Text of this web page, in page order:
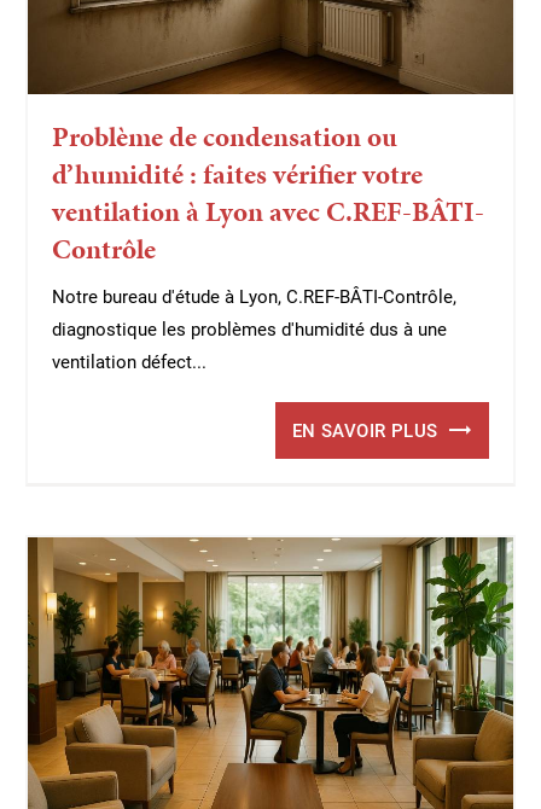
Problème de condensation ou
d’humidité : faites vérifier votre
ventilation à Lyon avec C.REF-BÂTI-
Contrôle
Notre bureau d'étude à Lyon, C.REF-BÂTI-Contrôle,
diagnostique les problèmes d'humidité dus à une
ventilation défect...
EN SAVOIR PLUS